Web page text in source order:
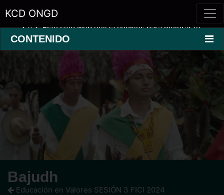
KCD ONGD
CONTENIDO
Bajudh
Educación en Valores SESIÓN 3 FICI 2024
Este sitio web utiliza cookies para mejorar tu
experiencia.